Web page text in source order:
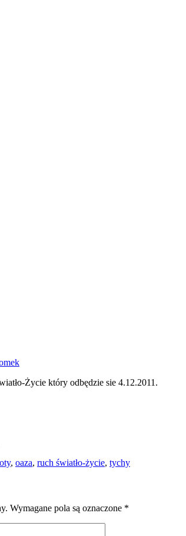
Życie który odbędzie sie 4.12.2011.
, oaza, ruch światło-życie, tychy
Wymagane pola są oznaczone *